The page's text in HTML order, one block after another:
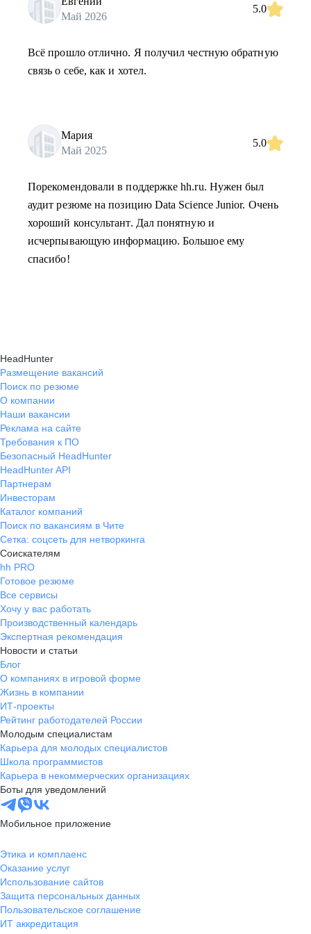
Май 2026
5.0
Всё прошло отлично. Я получил честную обратную
связь о себе, как и хотел.
Мария
Май 2025
5.0
Порекомендовали в поддержке hh.ru. Нужен был
аудит резюме на позицию Data Science Junior. Очень
хороший консультант. Дал понятную и
исчерпывающую информацию. Большое ему
спасибо!
HeadHunter
Размещение вакансий
Поиск по резюме
О компании
Наши вакансии
Реклама на сайте
Требования к ПО
Безопасный HeadHunter
HeadHunter API
Партнерам
Инвесторам
Каталог компаний
Поиск по вакансиям в Чите
Сетка: соцсеть для нетворкинга
Соискателям
hh PRO
Готовое резюме
Все сервисы
Хочу у вас работать
Производственный календарь
Экспертная рекомендация
Новости и статьи
Блог
О компаниях в игровой форме
Жизнь в компании
ИТ-проекты
Рейтинг работодателей России
Молодым специалистам
Карьера для молодых специалистов
Школа программистов
Карьера в некоммерческих организациях
Боты для уведомлений
Мобильное приложение
Этика и комплаенс
Оказание услуг
Использование сайтов
Защита персональных данных
Пользовательское соглашение
ИТ аккредитация